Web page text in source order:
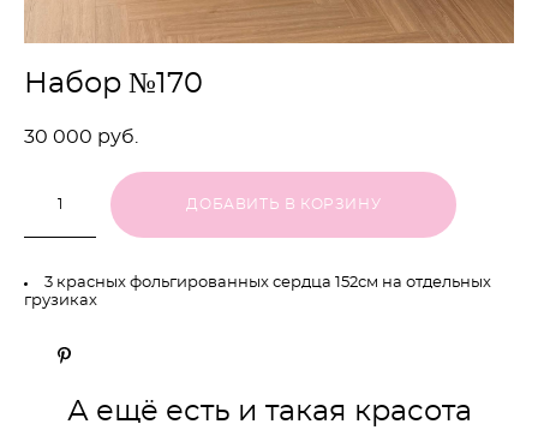
Набор №170
30 000 pуб.
ДОБАВИТЬ В КОРЗИНУ
3 красных фольгированных сердца 152см на отдельных
грузиках
А ещё есть и такая красота